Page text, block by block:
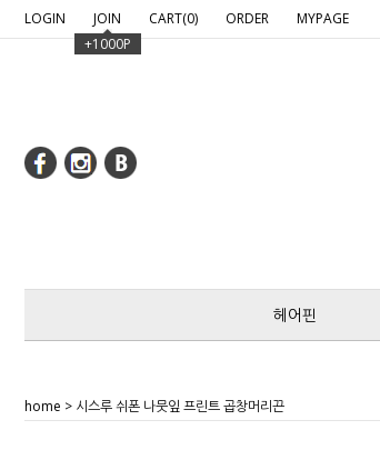
google-site-verification: google2c97fcfd8c6bef7b.htm
LOGIN
JOIN
+1000P
CART(0) ORDER MYPAGE
헤어핀
home > 시스루 쉬폰 나뭇잎 프린트 곱창머리끈